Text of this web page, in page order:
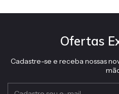
Ofertas
Cadastre-se e receba nossas